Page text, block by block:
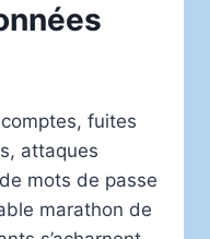
fuites
attaques
mots de passe
marathon de